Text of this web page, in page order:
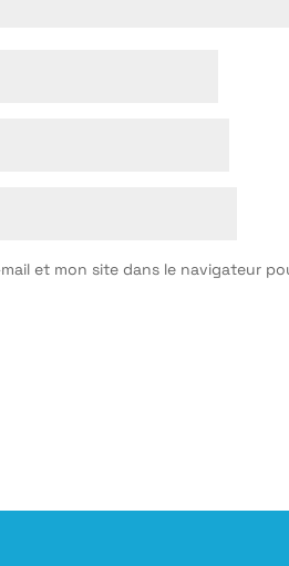
et mon site dans le navigateur